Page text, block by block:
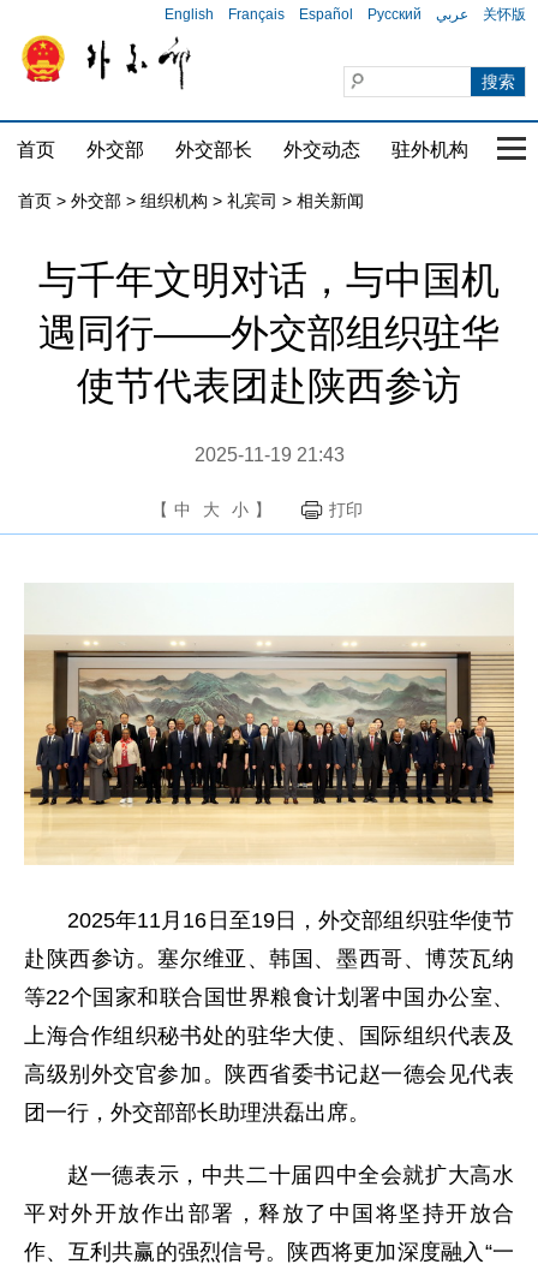
English Français Español Русский عربي 关怀版
首页 外交部 外交部长 外交动态 驻外机构 国
首页 > 外交部 > 组织机构 > 礼宾司 > 相关新闻
与千年文明对话，与中国机
遇同行——外交部组织驻华
使节代表团赴陕西参访
2025-11-19 21:43
【 中 大 小 】 打印
2025年11月16日至19日，外交部组织驻华使节
赴陕西参访。塞尔维亚、韩国、墨西哥、博茨瓦纳
等22个国家和联合国世界粮食计划署中国办公室、
上海合作组织秘书处的驻华大使、国际组织代表及
高级别外交官参加。陕西省委书记赵一德会见代表
团一行，外交部部长助理洪磊出席。
赵一德表示，中共二十届四中全会就扩大高水
平对外开放作出部署，释放了中国将坚持开放合
作、互利共赢的强烈信号。陕西将更加深度融入“一